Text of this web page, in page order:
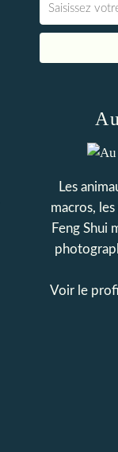
Les
macros,
Feng Shui
Voir le